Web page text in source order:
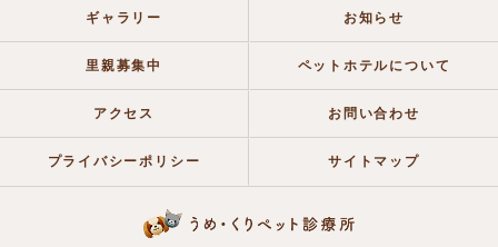
ギャラリー お知らせ
里親募集中 ペットホテルについて
アクセス お問い合わせ
プライバシーポリシー サイトマップ